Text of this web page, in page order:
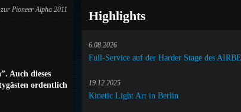
Pioneer Alpha 2011
Auch dieses
ordentlich
Highlights
6.08.2026
Full-Service auf der Harder Stage des
19.12.2025
Kinetic Light Art in Berlin